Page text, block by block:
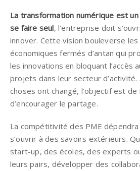
La transformation numérique est
se faire seul, l’entreprise doit
innover. Cette vision bouleverse
économiques fermés d’antan qui
les innovations en bloquant l’accès
projets dans leur secteur d’activité.
choses ont changé, l’objectif est
d’encourager le partage.
La compétitivité des PME
s’ouvrir à des savoirs extérieurs.
start-up, des écoles, des experts
leurs pairs, développer des